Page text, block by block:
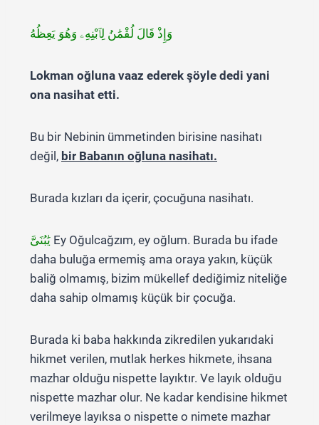
وَإِذْ قَالَ لُقْمَٰنُ لِٱبْنِهِۦ وَهُوَ يَعِظُهُ
Lokman oğluna vaaz ederek şöyle dedi yani
ona nasihat etti.
Bu bir Nebinin ümmetinden birisine nasihatı
değil, bir Babanın oğluna nasihatı.
Burada kızları da içerir, çocuğuna nasihatı.
يَٰبُنَىَّ Ey Oğulcağzım, ey oğlum. Burada bu ifade
daha buluğa ermemiş ama oraya yakın, küçük
baliğ olmamış, bizim mükellef dediğimiz niteliğe
daha sahip olmamış küçük bir çocuğa.
Burada ki baba hakkında zikredilen yukarıdaki
hikmet verilen, mutlak herkes hikmete, ihsana
mazhar olduğu nispette layıktır. Ve layık olduğu
nispette mazhar olur. Ne kadar kendisine hikmet
verilmeye layıksa o nispette o nimete mazhar